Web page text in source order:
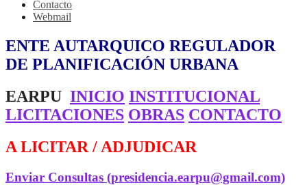
Contacto
Webmail
ENTE AUTARQUICO REGULADOR
DE PLANIFICACIÓN URBANA
EARPU INICIO INSTITUCIONAL
LICITACIONES OBRAS CONTACTO
A LICITAR / ADJUDICAR
Enviar Consultas (presidencia.earpu@gmail.com)